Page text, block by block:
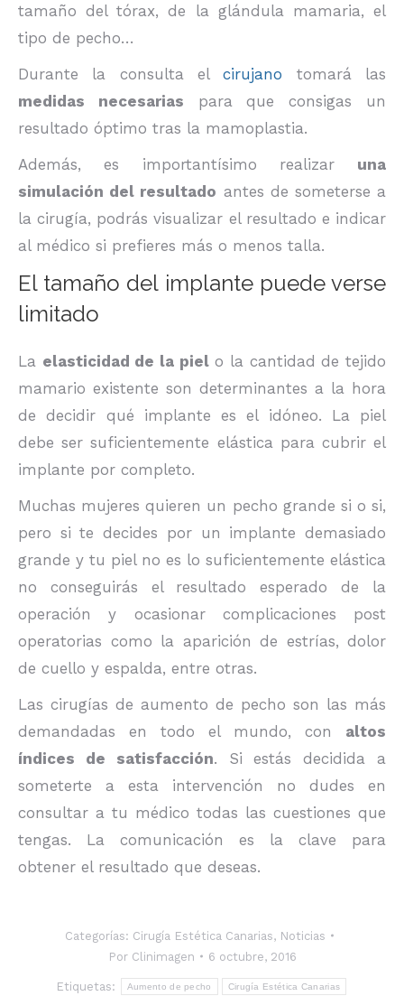
tamaño del tórax, de la glándula mamaria, el
tipo de pecho…
Durante la consulta elcirujano tomará las
medidas necesarias para que consigas un
resultado óptimo tras la mamoplastia.
Además, es importantísimo realizar una
simulación del resultado antes de someterse a
la cirugía, podrás visualizar el resultado e indicar
al médico si prefieres más o menos talla.
El tamaño del implante puede verse
limitado
La elasticidad de la pielo la cantidad de tejido
mamario existente son determinantes a la hora
de decidir qué implante es el idóneo. La piel
debe ser suficientemente elástica para cubrir el
implante por completo.
Muchas mujeres quieren un pecho grande si o si,
pero si te decides por un implante demasiado
grande y tu piel no es lo suficientemente elástica
no conseguirás el resultado esperado de la
operación y ocasionar complicaciones post
operatorias como la aparición de estrías, dolor
de cuello y espalda, entre otras.
Las cirugías de aumento de pecho son las más
demandadas en todo el mundo, con altos
índices de satisfacción. Si estás decidida a
someterte a esta intervención no dudes en
consultar a tu médico todas las cuestiones que
tengas. La comunicación es la clave para
obtener el resultado que deseas.
Categorías: Cirugía Estética Canarias, Noticias
Por Clinimagen 6 octubre, 2016
Etiquetas: Aumento de pecho Cirugía Estética Canarias